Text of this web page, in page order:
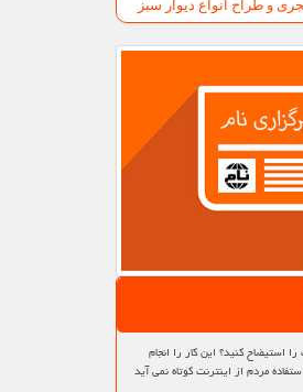
و طراح انواع دیوار سبز
استیضاح کنید؟ این کار را انجام
مردم از اینترنت کوتاه نمی آید